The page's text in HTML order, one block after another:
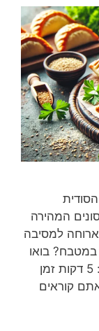
המהירה
ארוחה למסיבה
בואו
נצלול! זמן הכנה ומידע חשוב: זמן הכנה: 5 דקות זמן
10 דקות (כן, אתם קוראים